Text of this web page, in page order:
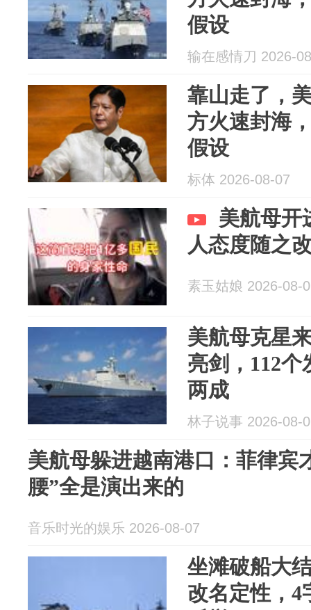
假设
输在感情刀 2026-
靠山走了，
方火速封海
假设
标体 2026-08-07
美航母开
人态度随之
素玉姑娘 2026-08-
美航母克星
亮剑，112
两成
林子说事 2026-08-
美航母躲进越南港口：菲律宾
腰”全是演出来的
音乐时光的娱乐 2026-08-07
坐滩破船大
改名定性，4